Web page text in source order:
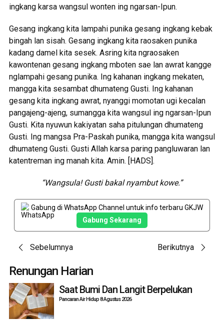
ingkang karsa wangsul wonten ing ngarsan-Ipun.
Gesang ingkang kita lampahi punika gesang ingkang kebak
bingah lan sisah. Gesang ingkang kita raosaken punika
kadang damel kita sesek. Asring kita ngraosaken
kawontenan gesang ingkang mboten sae lan awrat kangge
nglampahi gesang punika. Ing kahanan ingkang mekaten,
mangga kita sesambat dhumateng Gusti. Ing kahanan
gesang kita ingkang awrat, nyanggi momotan ugi kecalan
pangajeng-ajeng, sumangga kita wangsul ing ngarsan-Ipun
Gusti. Kita nyuwun kakiyatan saha pitulungan dhumateng
Gusti. Ing mangsa Pra-Paskah punika, mangga kita wangsul
dhumateng Gusti. Gusti Allah karsa paring pangluwaran lan
katentreman ing manah kita. Amin. [HADS].
“Wangsula! Gusti bakal nyambut kowe.”
Gabung di WhatsApp Channel untuk info terbaru GKJW
Gabung Sekarang
Post
navigation
Sebelumnya Berikutnya
Renungan Harian
Saat Bumi Dan Langit Berpelukan
Pancaran Air Hidup 8 Agustus 2026